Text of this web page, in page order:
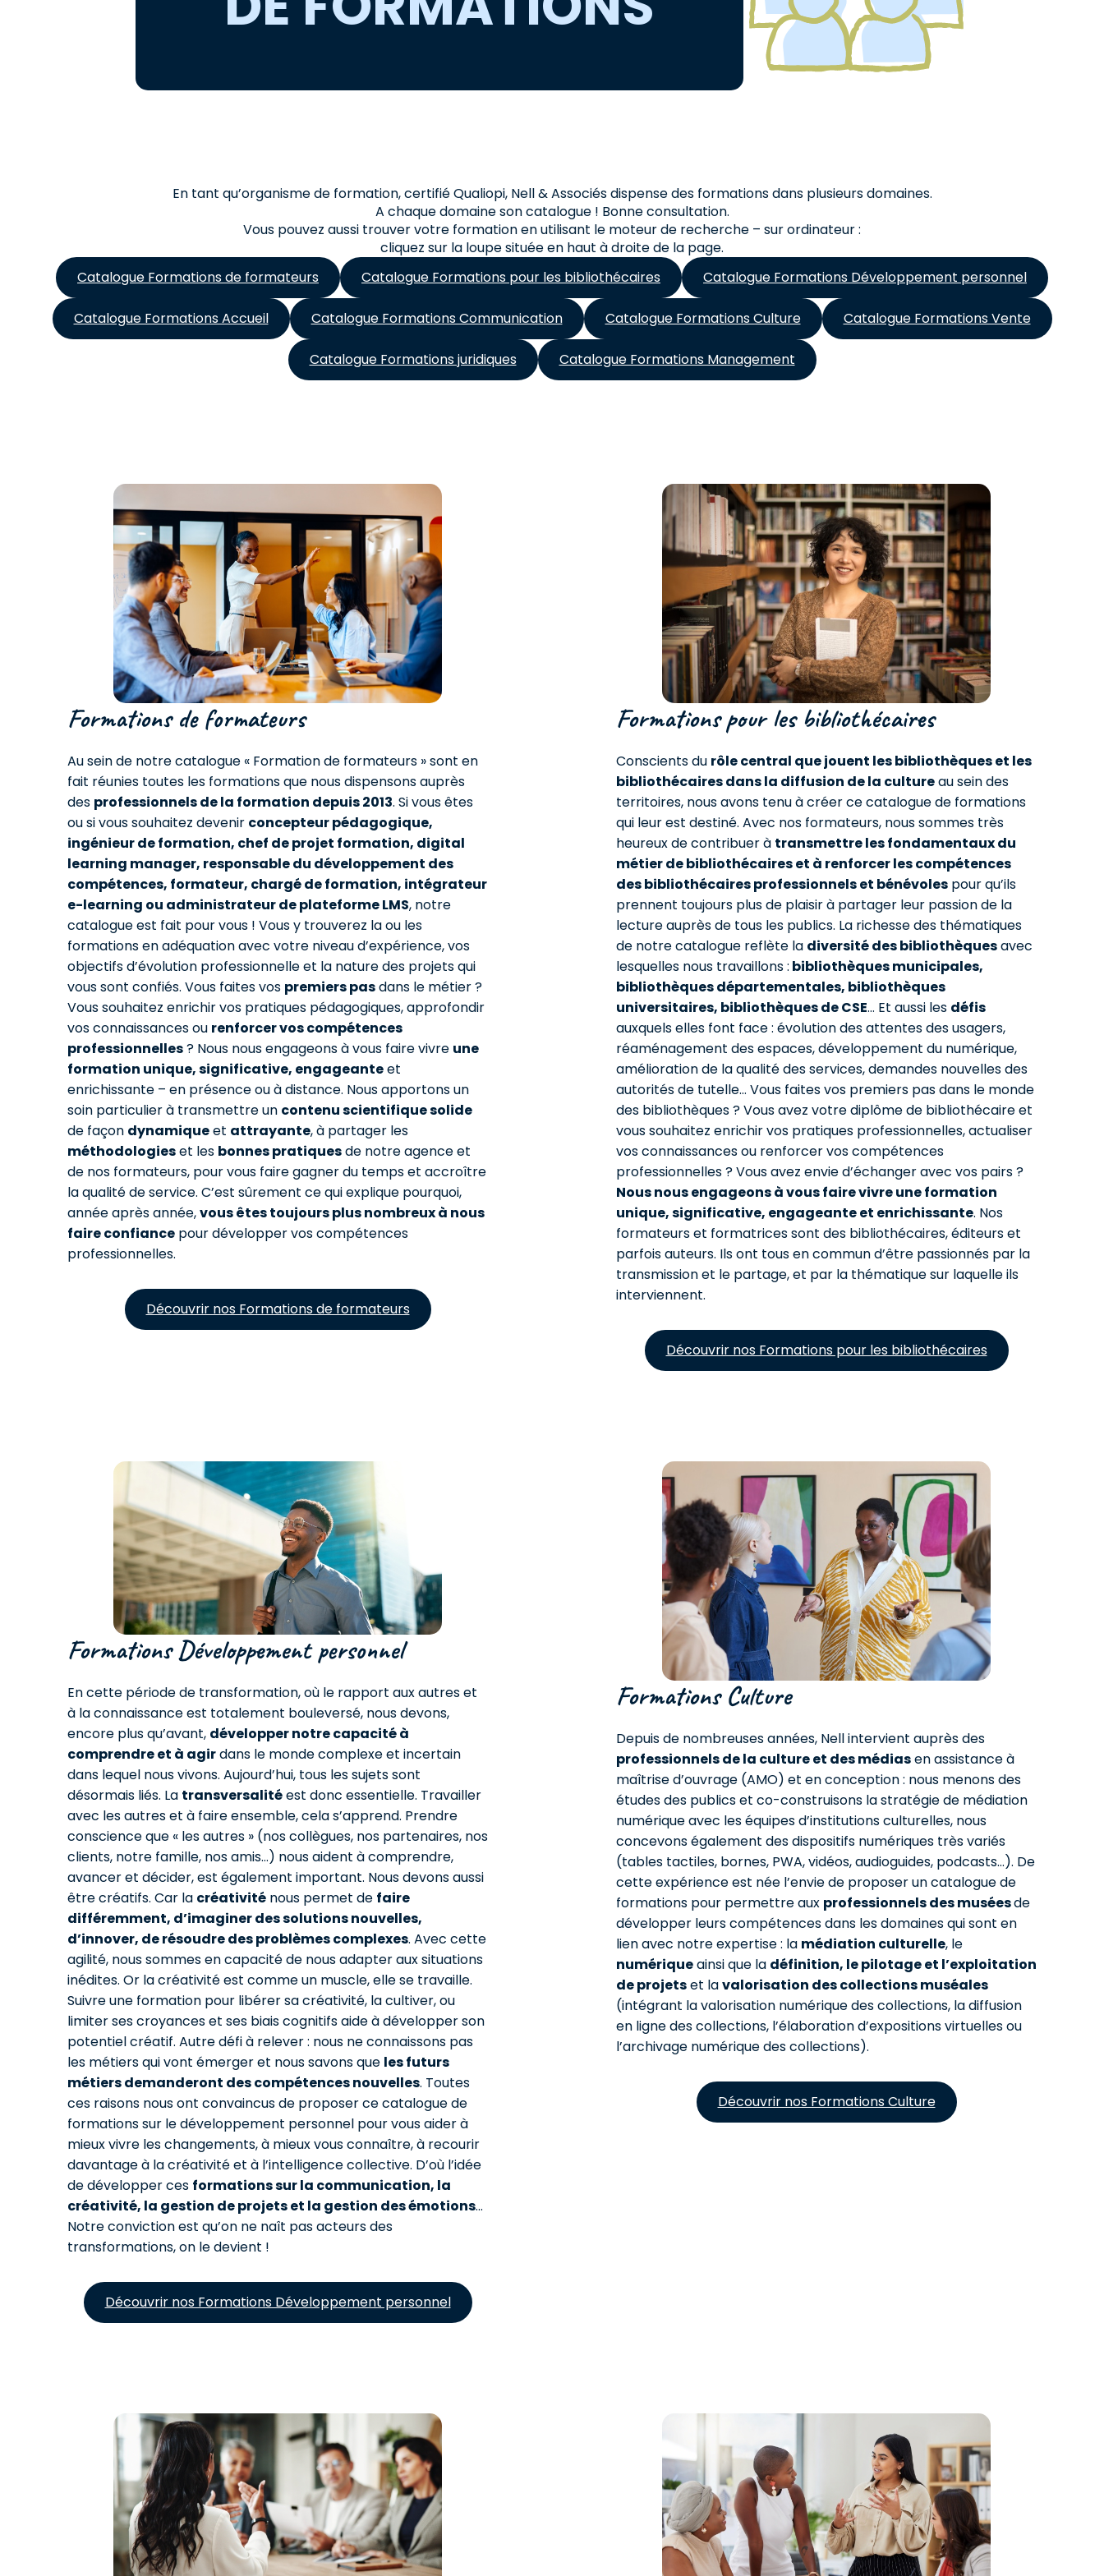
En tant qu’organisme de formation, certifié Qualiopi, Nell & Associés dispense des formations dans plusieurs domaines.
A chaque domaine son catalogue ! Bonne consultation.
Vous pouvez aussi trouver votre formation en utilisant le moteur de recherche – sur ordinateur :
cliquez sur la loupe située en haut à droite de la page.
Catalogue Formations de formateurs
Catalogue Formations pour les bibliothécaires Catalogue Formations Développement personnel
Catalogue Formations Accueil Catalogue Formations Communication Catalogue Formations Culture Catalogue Formations Vente
Catalogue Formations juridiques Catalogue Formations Management
Formations de formateurs
Au sein de notre catalogue « Formation de formateurs » sont en
fait réunies toutes les formations que nous dispensons auprès
des professionnels de la formation depuis 2013. Si vous êtes
ou si vous souhaitez devenir concepteur pédagogique,
ingénieur de formation, chef de projet formation, digital
learning manager, responsable du développement des
compétences, formateur, chargé de formation, intégrateur
e-learning ou administrateur de plateforme LMS, notre
catalogue est fait pour vous ! Vous y trouverez la ou les
formations en adéquation avec votre niveau d’expérience, vos
objectifs d’évolution professionnelle et la nature des projets qui
vous sont confiés. Vous faites vos premiers pasdans le métier ?
Vous souhaitez enrichir vos pratiques pédagogiques, approfondir
vos connaissances ou renforcer vos compétences
professionnelles? Nous nous engageons à vous faire vivre une
formation unique, significative, engageanteet
enrichissante – en présence ou à distance. Nous apportons un
soin particulier à transmettre un contenu scientifique solide
de façon dynamiqueet attrayante, à partager les
méthodologieset les bonnes pratiquesde notre agence et
de nos formateurs, pour vous faire gagner du temps et accroître
la qualité de service. C’est sûrement ce qui explique pourquoi,
année après année,vous êtes toujours plus nombreux à nous
faire confiance pour développer vos compétences
professionnelles.
Découvrir nos Formations de formateurs
Formations pour les bibliothécaires
Conscients du rôle central que jouent les bibliothèques et les
bibliothécaires dans la diffusion de la cultureau sein des
territoires, nous avons tenu à créer ce catalogue de formations
qui leur est destiné. Avec nos formateurs, nous sommes très
heureux de contribuer à transmettre les fondamentaux du
métier de bibliothécaires et à renforcer les compétences
des bibliothécaires professionnels et bénévoles pour qu’ils
prennent toujours plus de plaisir à partager leur passion de la
lecture auprès de tous les publics. La richesse des thématiques
de notre catalogue reflète la diversité des bibliothèquesavec
lesquelles nous travaillons : bibliothèques municipales,
bibliothèques départementales, bibliothèques
universitaires, bibliothèques de CSE… Et aussi les défis
auxquels elles font face : évolution des attentes des usagers,
réaménagement des espaces, développement du numérique,
amélioration de la qualité des services, demandes nouvelles des
autorités de tutelle… Vous faites vos premiers pas dans le monde
des bibliothèques ? Vous avez votre diplôme de bibliothécaire et
vous souhaitez enrichir vos pratiques professionnelles, actualiser
vos connaissances ou renforcer vos compétences
professionnelles ? Vous avez envie d’échanger avec vos pairs ?
Nous nous engageons à vous faire vivre une formation
unique, significative, engageante et enrichissante. Nos
formateurs et formatrices sont des bibliothécaires, éditeurs et
parfois auteurs. Ils ont tous en commun d’être passionnés par la
transmission et le partage, et par la thématique sur laquelle ils
interviennent.
Découvrir nos Formations pour les bibliothécaires
Formations Développement personnel
En cette période de transformation, où le rapport aux autres et
à la connaissance est totalement bouleversé, nous devons,
encore plus qu’avant, développer notre capacité à
comprendre et à agirdans le monde complexe et incertain
dans lequel nous vivons. Aujourd’hui, tous les sujets sont
désormais liés. La transversalitéest donc essentielle. Travailler
avec les autres et à faire ensemble, cela s’apprend. Prendre
conscience que « les autres » (nos collègues, nos partenaires, nos
clients, notre famille, nos amis…) nous aident à comprendre,
avancer et décider, est également important. Nous devons aussi
être créatifs. Car la créativité nous permet de faire
différemment, d’imaginer des solutions nouvelles,
d’innover, de résoudre des problèmes complexes. Avec cette
agilité, nous sommes en capacité de nous adapter aux situations
inédites. Or la créativité est comme un muscle, elle se travaille.
Suivre une formation pour libérer sa créativité, la cultiver, ou
limiter ses croyances et ses biais cognitifs aide à développer son
potentiel créatif. Autre défi à relever : nous ne connaissons pas
les métiers qui vont émerger et nous savons que les futurs
métiers demanderont des compétences nouvelles. Toutes
ces raisons nous ont convaincus de proposer ce catalogue de
formations sur le développement personnel pour vous aider à
mieux vivre les changements, à mieux vous connaître, à recourir
davantage à la créativité et à l’intelligence collective. D’où l’idée
de développer ces formations sur la communication, la
créativité, la gestion de projets et la gestion des émotions…
Notre conviction est qu’on ne naît pas acteurs des
transformations, on le devient !
Découvrir nos Formations Développement personnel
Formations Culture
Depuis de nombreuses années, Nell intervient auprès des
professionnels de la culture et des médiasen assistance à
maîtrise d’ouvrage (AMO) et en conception : nous menons des
études des publics et co-construisons la stratégie de médiation
numérique avec les équipes d’institutions culturelles, nous
concevons également des dispositifs numériques très variés
(tables tactiles, bornes, PWA, vidéos, audioguides, podcasts…). De
cette expérience est née l’envie de proposer un catalogue de
formations pour permettre aux professionnels des muséesde
développer leurs compétences dans les domaines qui sont en
lien avec notre expertise : la médiation culturelle, le
numériqueainsi que la définition, le pilotage et l’exploitation
de projetset lavalorisation des collections muséales
(intégrant la valorisation numérique des collections, la diffusion
en ligne des collections, l’élaboration d’expositions virtuelles ou
l’archivage numérique des collections).
Découvrir nos Formations Culture